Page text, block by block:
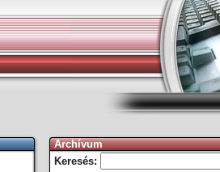
Archívum
Keresés: